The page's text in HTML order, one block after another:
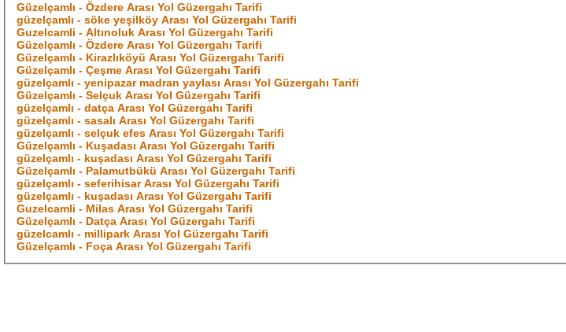
Güzelçamlı - Özdere Arası Yol Güzergahı Tarifi
güzelçamlı - söke yeşilköy Arası Yol Güzergahı Tarifi
Guzelcamli - Altınoluk Arası Yol Güzergahı Tarifi
Güzelçamlı - Özdere Arası Yol Güzergahı Tarifi
Güzelçamlı - Kirazlıköyü Arası Yol Güzergahı Tarifi
Güzelçamlı - Çeşme Arası Yol Güzergahı Tarifi
güzelçamlı - yenipazar madran yaylası Arası Yol Güzergahı Tarifi
Güzelçamlı - Selçuk Arası Yol Güzergahı Tarifi
güzelçamlı - datça Arası Yol Güzergahı Tarifi
güzelçamlı - sasalı Arası Yol Güzergahı Tarifi
güzelçamlı - selçuk efes Arası Yol Güzergahı Tarifi
Güzelçamlı - Kuşadası Arası Yol Güzergahı Tarifi
güzelçamlı - kuşadası Arası Yol Güzergahı Tarifi
Güzelçamlı - Palamutbükü Arası Yol Güzergahı Tarifi
güzelçamlı - seferihisar Arası Yol Güzergahı Tarifi
güzelçamlı - kuşadası Arası Yol Güzergahı Tarifi
Guzelcamli - Milas Arası Yol Güzergahı Tarifi
Güzelçamlı - Datça Arası Yol Güzergahı Tarifi
güzelcamlı - millipark Arası Yol Güzergahı Tarifi
Güzelçamlı - Foça Arası Yol Güzergahı Tarifi